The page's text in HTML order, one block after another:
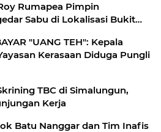
Rumapea Pimpin
Sabu di Lokalisasi Bukit
"UANG TEH": Kepala
Kerasaan Diduga Pungli
TBC di Simalungun,
Kerja
Batu Nanggar dan Tim Inafis